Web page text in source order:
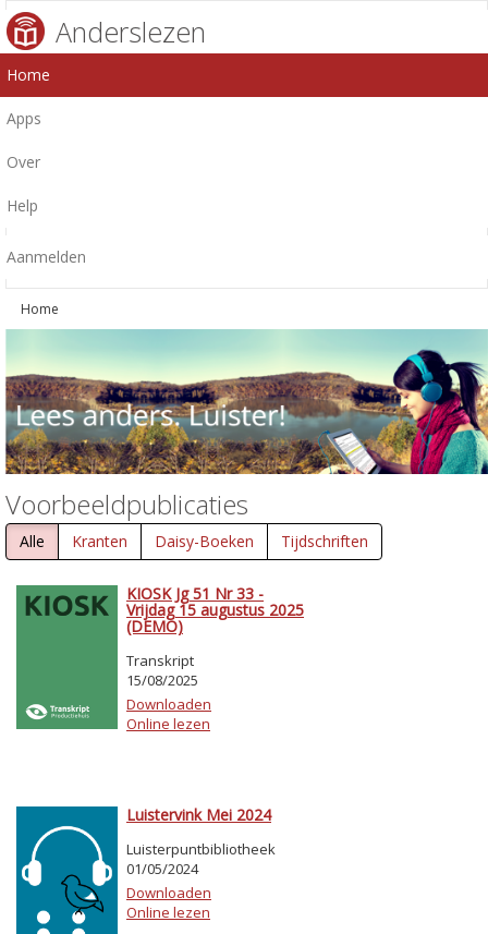
Anderslezen
Home
Apps
Over
Help
Aanmelden
Home
Voorbeeldpublicaties
Alle Kranten Daisy-Boeken Tijdschriften
KIOSK Jg 51 Nr 33 -
Vrijdag 15 augustus 2025
(DEMO)
Transkript
15/08/2025
Downloaden
Online lezen
Luistervink Mei 2024
Luisterpuntbibliotheek
01/05/2024
Downloaden
Online lezen